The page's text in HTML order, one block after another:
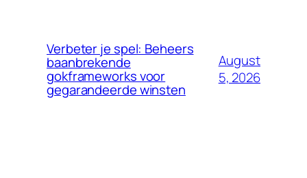
Verbeter je spel: Beheers
baanbrekende
gokframeworks voor
gegarandeerde winsten
August
5, 2026